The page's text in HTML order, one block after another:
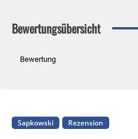
Bewertungsübersicht
Bewertung
Sapkowski Rezension